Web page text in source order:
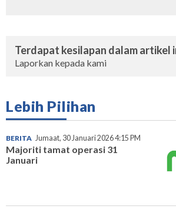
Terdapat kesilapan dalam artikel
Laporkan kepada kami
Lebih Pilihan
BERITA Jumaat, 30 Januari 2026 4:15 PM
Majoriti tamat operasi 31
Januari